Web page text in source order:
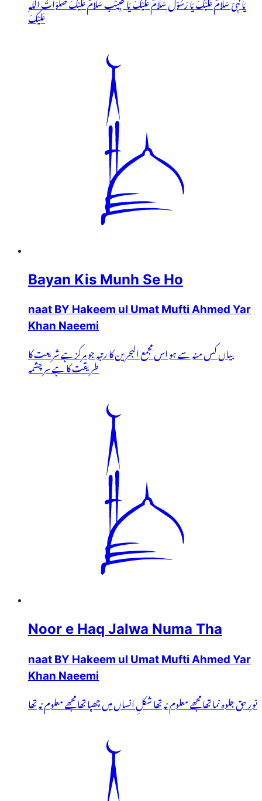
عَلَیْکَ
Bayan Kis Munh Se Ho
naat BY Hakeem ul Umat Mufti Ahmed Yar
Khan Naeemi
بیاں کس منہ سے ہو اس مجمع البحرین کا رتبہ جو مرکز ہے شریعت کا
طریقت کا ہے سر چشمہ
Noor e Haq Jalwa Numa Tha
naat BY Hakeem ul Umat Mufti Ahmed Yar
Khan Naeemi
نورِ حق جلوہ نما تھا مجھے معلوم نہ تھا شکلِ انساں میں چھپا تھا مجھے معلوم نہ تھا